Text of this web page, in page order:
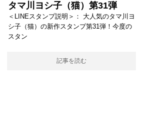
タマ川ヨシ子（猫）第31弾
＜LINEスタンプ説明＞： 大人気のタマ川ヨ
シ子（猫）の新作スタンプ第31弾！今度の
スタン
記事を読む